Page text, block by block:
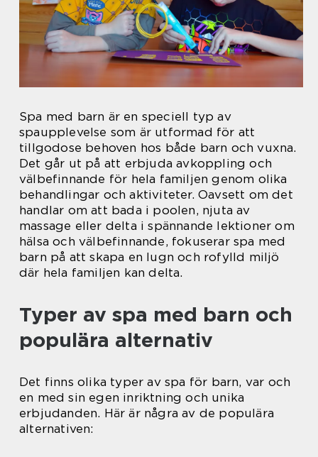
Spa med barn är en speciell typ av
spaupplevelse som är utformad för att
tillgodose behoven hos både barn och vuxna.
Det går ut på att erbjuda avkoppling och
välbefinnande för hela familjen genom olika
behandlingar och aktiviteter. Oavsett om det
handlar om att bada i poolen, njuta av
massage eller delta i spännande lektioner om
hälsa och välbefinnande, fokuserar spa med
barn på att skapa en lugn och rofylld miljö
där hela familjen kan delta.
Typer av spa med barn och
populära alternativ
Det finns olika typer av spa för barn, var och
en med sin egen inriktning och unika
erbjudanden. Här är några av de populära
alternativen: